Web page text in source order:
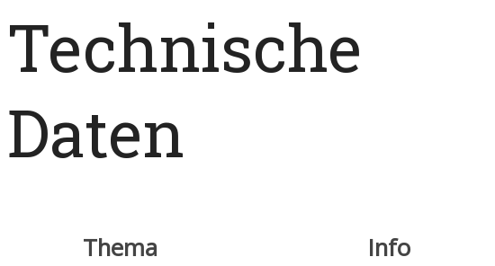
Technische
Daten
Thema Info